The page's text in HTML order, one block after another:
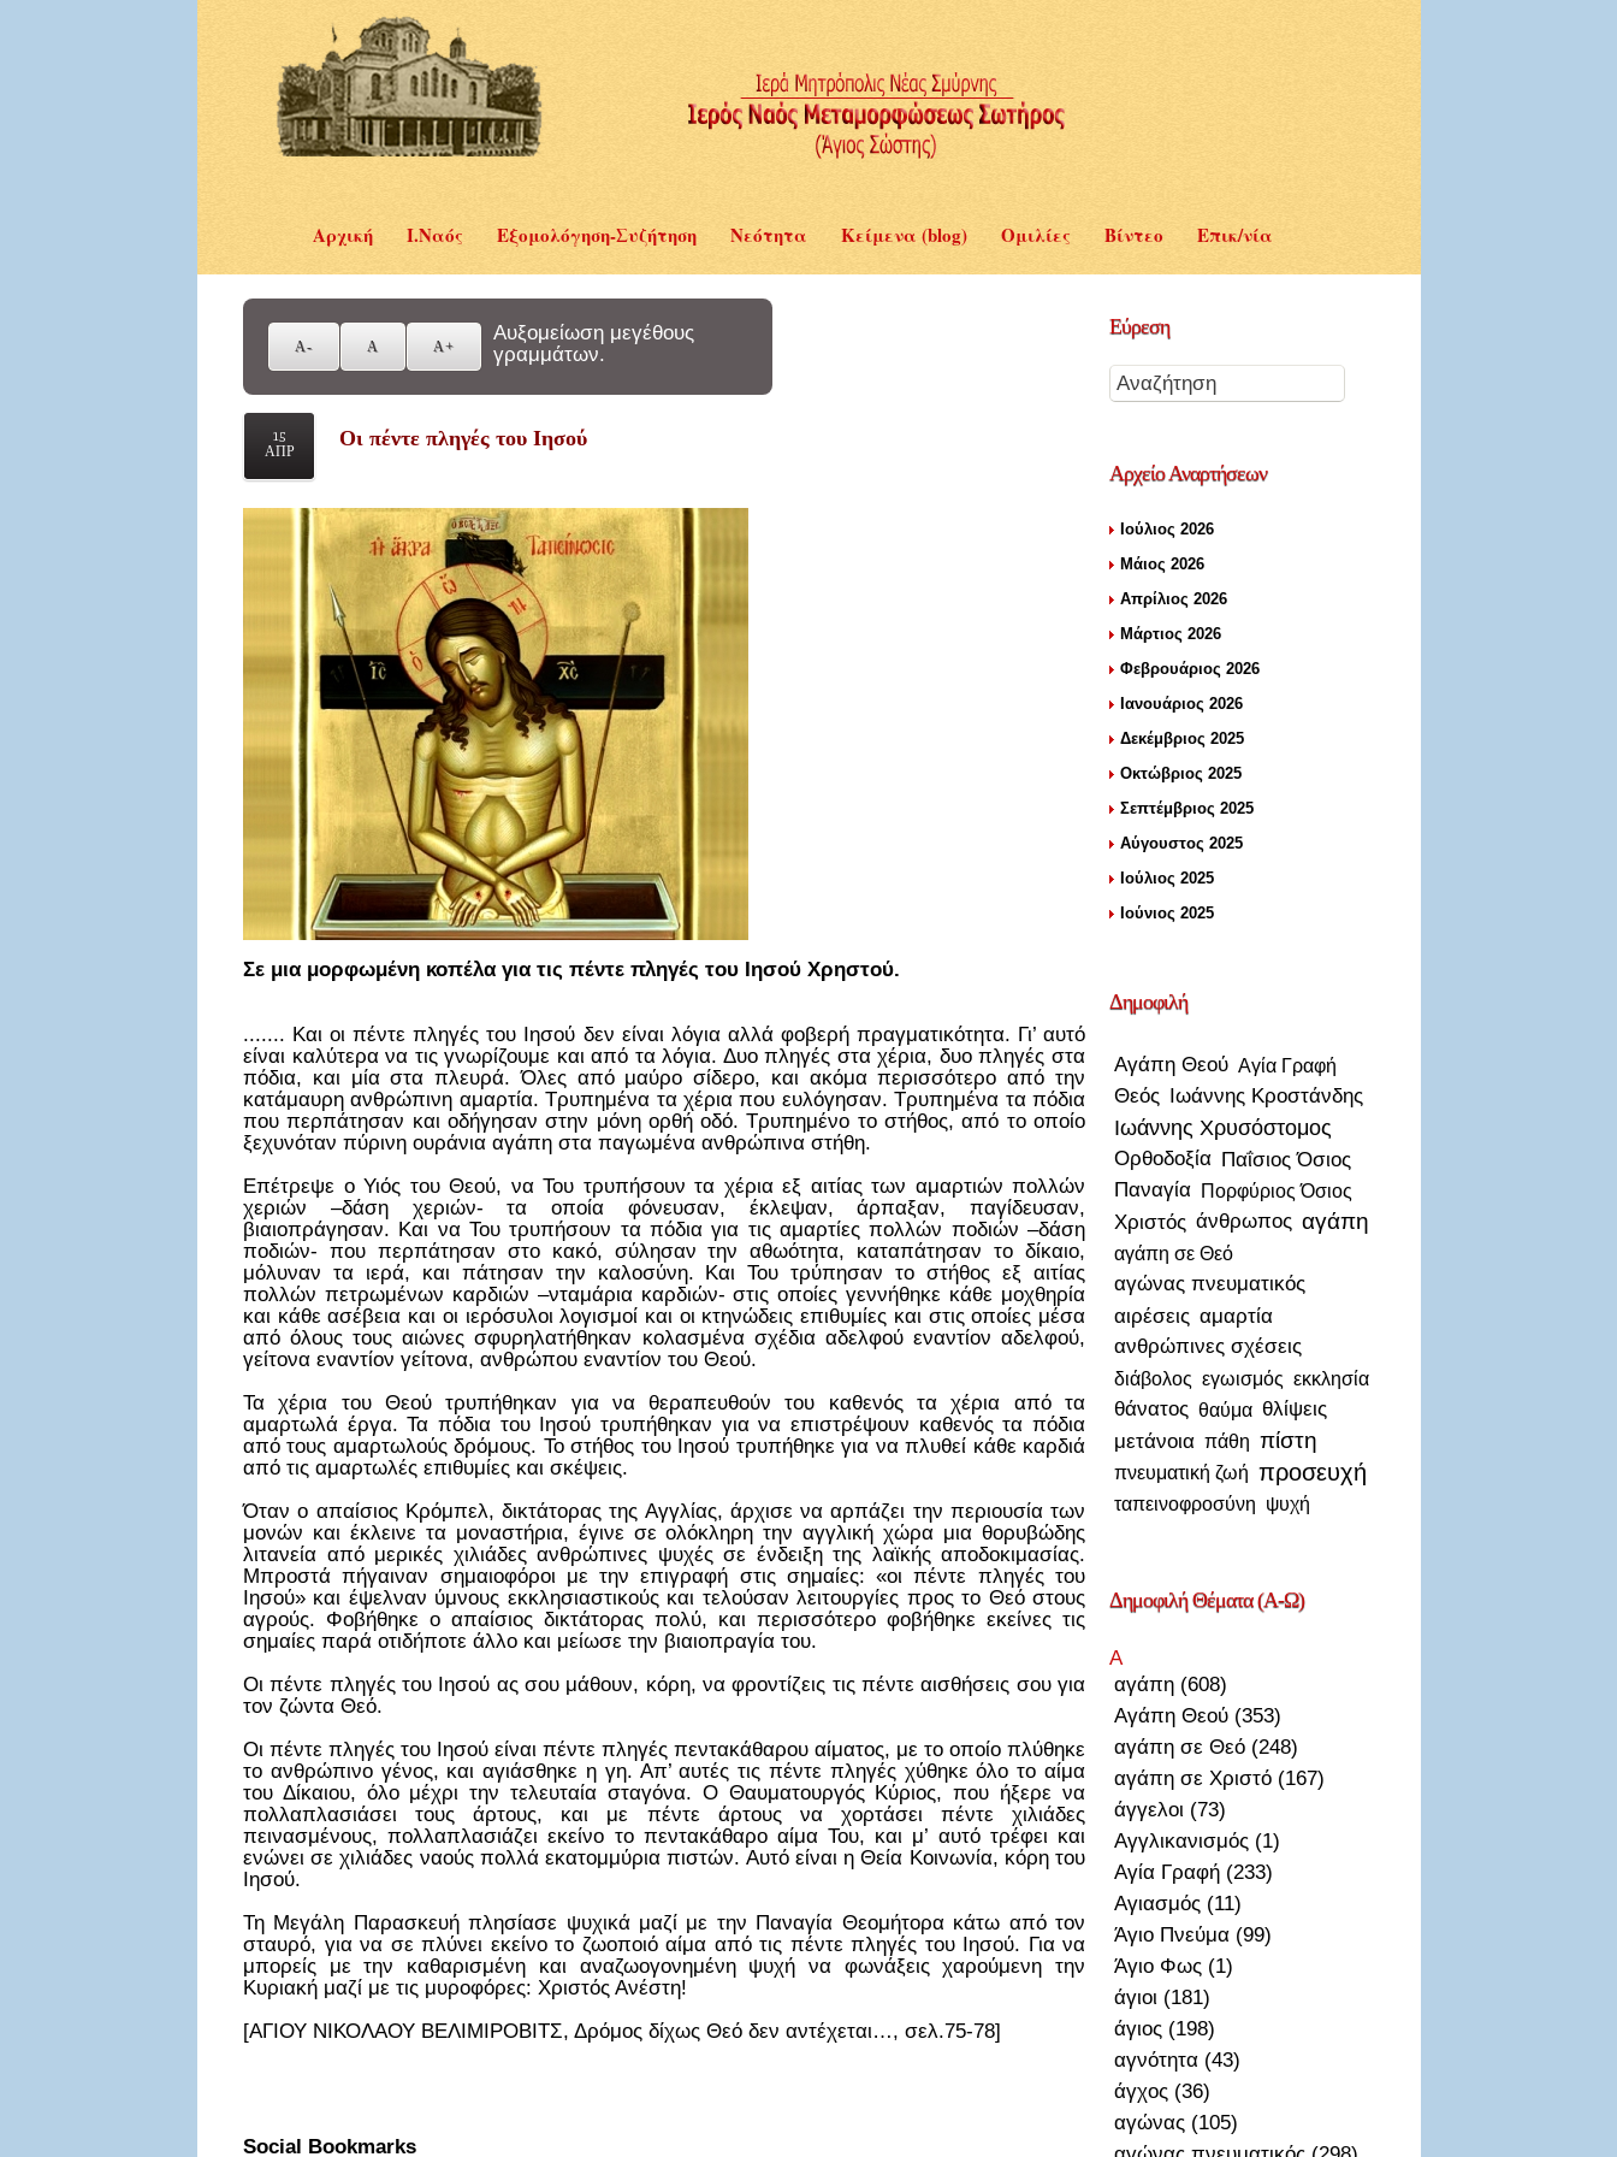
Αρχική Ι.Ναός Εξομολόγηση-Συζήτηση Νεότητα Κείμενα (blog) Ομιλίες Βίντεο Επικ/νία
Αυξομείωση μεγέθους
γραμμάτων.
15
ΑΠΡ
Οι πέντε πληγές του Ιησού
Σε μια μορφωμένη κοπέλα για τις πέντε πληγές του Ιησού Χρηστού.
....... Και οι πέντε πληγές του Ιησού δεν είναι λόγια αλλά φοβερή πραγματικότητα. Γι’ αυτό
είναι καλύτερα να τις γνωρίζουμε και από τα λόγια. Δυο πληγές στα χέρια, δυο πληγές στα
πόδια, και μία στα πλευρά. Όλες από μαύρο σίδερο, και ακόμα περισσότερο από την
κατάμαυρη ανθρώπινη αμαρτία. Τρυπημένα τα χέρια που ευλόγησαν. Τρυπημένα τα πόδια
που περπάτησαν και οδήγησαν στην μόνη ορθή οδό. Τρυπημένο το στήθος, από το οποίο
ξεχυνόταν πύρινη ουράνια αγάπη στα παγωμένα ανθρώπινα στήθη.
Επέτρεψε ο Υιός του Θεού, να Του τρυπήσουν τα χέρια εξ αιτίας των αμαρτιών πολλών
χεριών –δάση χεριών- τα οποία φόνευσαν, έκλεψαν, άρπαξαν, παγίδευσαν,
βιαιοπράγησαν. Και να Του τρυπήσουν τα πόδια για τις αμαρτίες πολλών ποδιών –δάση
ποδιών- που περπάτησαν στο κακό, σύλησαν την αθωότητα, καταπάτησαν το δίκαιο,
μόλυναν τα ιερά, και πάτησαν την καλοσύνη. Και Του τρύπησαν το στήθος εξ αιτίας
πολλών πετρωμένων καρδιών –νταμάρια καρδιών- στις οποίες γεννήθηκε κάθε μοχθηρία
και κάθε ασέβεια και οι ιερόσυλοι λογισμοί και οι κτηνώδεις επιθυμίες και στις οποίες μέσα
από όλους τους αιώνες σφυρηλατήθηκαν κολασμένα σχέδια αδελφού εναντίον αδελφού,
γείτονα εναντίον γείτονα, ανθρώπου εναντίον του Θεού.
Τα χέρια του Θεού τρυπήθηκαν για να θεραπευθούν του καθενός τα χέρια από τα
αμαρτωλά έργα. Τα πόδια του Ιησού τρυπήθηκαν για να επιστρέψουν καθενός τα πόδια
από τους αμαρτωλούς δρόμους. Το στήθος του Ιησού τρυπήθηκε για να πλυθεί κάθε καρδιά
από τις αμαρτωλές επιθυμίες και σκέψεις.
Όταν ο απαίσιος Κρόμπελ, δικτάτορας της Αγγλίας, άρχισε να αρπάζει την περιουσία των
μονών και έκλεινε τα μοναστήρια, έγινε σε ολόκληρη την αγγλική χώρα μια θορυβώδης
λιτανεία από μερικές χιλιάδες ανθρώπινες ψυχές σε ένδειξη της λαϊκής αποδοκιμασίας.
Μπροστά πήγαιναν σημαιοφόροι με την επιγραφή στις σημαίες: «οι πέντε πληγές του
Ιησού» και έψελναν ύμνους εκκλησιαστικούς και τελούσαν λειτουργίες προς το Θεό στους
αγρούς. Φοβήθηκε ο απαίσιος δικτάτορας πολύ, και περισσότερο φοβήθηκε εκείνες τις
σημαίες παρά οτιδήποτε άλλο και μείωσε την βιαιοπραγία του.
Οι πέντε πληγές του Ιησού ας σου μάθουν, κόρη, να φροντίζεις τις πέντε αισθήσεις σου για
τον ζώντα Θεό.
Οι πέντε πληγές του Ιησού είναι πέντε πληγές πεντακάθαρου αίματος, με το οποίο πλύθηκε
το ανθρώπινο γένος, και αγιάσθηκε η γη. Απ’ αυτές τις πέντε πληγές χύθηκε όλο το αίμα
του Δίκαιου, όλο μέχρι την τελευταία σταγόνα. Ο Θαυματουργός Κύριος, που ήξερε να
πολλαπλασιάσει τους άρτους, και με πέντε άρτους να χορτάσει πέντε χιλιάδες
πεινασμένους, πολλαπλασιάζει εκείνο το πεντακάθαρο αίμα Του, και μ’ αυτό τρέφει και
ενώνει σε χιλιάδες ναούς πολλά εκατομμύρια πιστών. Αυτό είναι η Θεία Κοινωνία, κόρη του
Ιησού.
Τη Μεγάλη Παρασκευή πλησίασε ψυχικά μαζί με την Παναγία Θεομήτορα κάτω από τον
σταυρό, για να σε πλύνει εκείνο το ζωοποιό αίμα από τις πέντε πληγές του Ιησού. Για να
μπορείς με την καθαρισμένη και αναζωογονημένη ψυχή να φωνάξεις χαρούμενη την
Κυριακή μαζί με τις μυροφόρες: Χριστός Ανέστη!
[ΑΓΙΟΥ ΝΙΚΟΛΑΟΥ ΒΕΛΙΜΙΡΟΒΙΤΣ, Δρόμος δίχως Θεό δεν αντέχεται…, σελ.75-78]
Social Bookmarks
Εύρεση
ΑρχείοΑναρτήσεων
Ιούλιος 2026
Μάιος 2026
Απρίλιος 2026
Μάρτιος 2026
Φεβρουάριος 2026
Ιανουάριος 2026
Δεκέμβριος 2025
Οκτώβριος 2025
Σεπτέμβριος 2025
Αύγουστος 2025
Ιούλιος 2025
Ιούνιος 2025
Δημοφιλή
Αγάπη Θεού Αγία Γραφή
Θεός Ιωάννης Κροστάνδης
Ιωάννης Χρυσόστομος
Ορθοδοξία Παΐσιος Όσιος
Παναγία Πορφύριος Όσιος
Χριστός άνθρωπος αγάπη
αγάπη σε Θεό
αγώνας πνευματικός
αιρέσεις αμαρτία
ανθρώπινες σχέσεις
διάβολος εγωισμός εκκλησία
θάνατος θαύμα θλίψεις
μετάνοια πάθη πίστη
πνευματική ζωή προσευχή
ταπεινοφροσύνη ψυχή
ΔημοφιλήΘέματα (Α-Ω)
Α
αγάπη (608)
Αγάπη Θεού (353)
αγάπη σε Θεό (248)
αγάπη σε Χριστό (167)
άγγελοι (73)
Αγγλικανισμός (1)
Αγία Γραφή (233)
Αγιασμός (11)
Άγιο Πνεύμα (99)
Άγιο Φως (1)
άγιοι (181)
άγιος (198)
αγνότητα (43)
άγχος (36)
αγώνας (105)